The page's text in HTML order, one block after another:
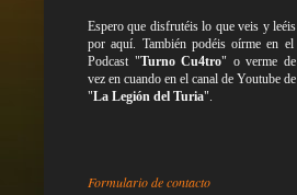
Espero que disfrutéis lo queveis yleéis
por aquí. También podéis oírme en el
Podcast "Turno Cu4tro" o verme de
vez en cuando en el canal de Youtube de
"La Legión del Turia".
Formulario de contacto